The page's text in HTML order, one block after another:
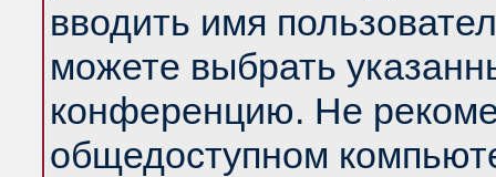
вводить имя
можете выбрать
конференцию. Не
общедоступном